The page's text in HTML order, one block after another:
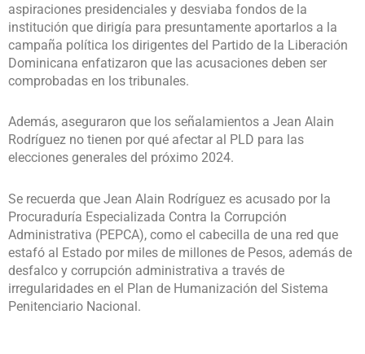
aspiraciones presidenciales y desviaba fondos de la
institución que dirigía para presuntamente aportarlos a la
campaña política los dirigentes del Partido de la Liberación
Dominicana enfatizaron que las acusaciones deben ser
comprobadas en los tribunales.
Además, aseguraron que los señalamientos a Jean Alain
Rodríguez no tienen por qué afectar al PLD para las
elecciones generales del próximo 2024.
Se recuerda que Jean Alain Rodríguez es acusado por la
Procuraduría Especializada Contra la Corrupción
Administrativa (PEPCA), como el cabecilla de una red que
estafó al Estado por miles de millones de Pesos, además de
desfalco y corrupción administrativa a través de
irregularidades en el Plan de Humanización del Sistema
Penitenciario Nacional.